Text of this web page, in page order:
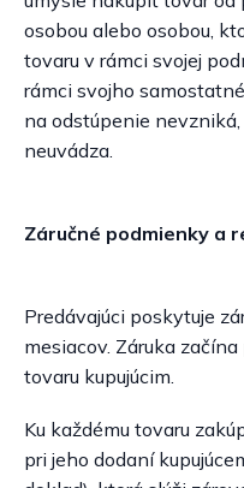
osobou alebo osobou,
tovaru v rámci svojej
rámci svojho
na odstúpenie
neuvádza.
Záručné podmienky a
Predávajúci poskytuje
mesiacov. Záruka
tovaru kupujúcim.
Ku každému tovaru
pri jeho dodaní